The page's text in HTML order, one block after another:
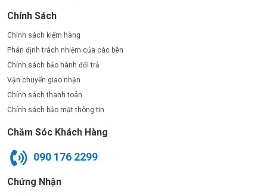
Chính Sách
Chính sách kiểm hàng
Phân định trách nhiệm của các bên
Chính sách bảo hành đổi trả
Vận chuyển giao nhận
Chính sách thanh toán
Chính sách bảo mật thông tin
Chăm Sóc Khách Hàng
090 176 2299
Chứng Nhận